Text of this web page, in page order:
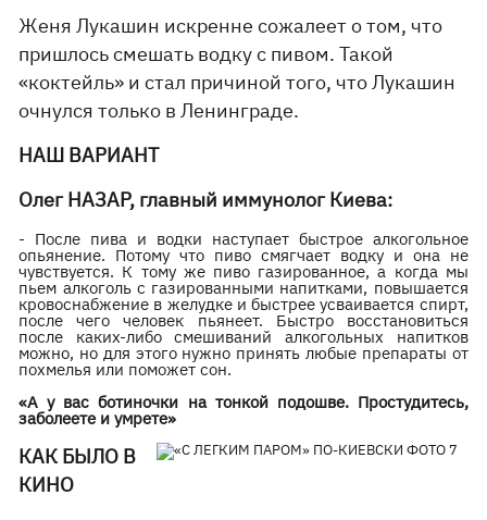
Женя Лукашин искренне сожалеет о том, что
пришлось смешать водку с пивом. Такой
«коктейль» и стал причиной того, что Лукашин
очнулся только в Ленинграде.
НАШ ВАРИАНТ
Олег НАЗАР, главный иммунолог Киева:
- После пива и водки наступает быстрое алкогольное
опьянение. Потому что пиво смягчает водку и она не
чувствуется. К тому же пиво газированное, а когда мы
пьем алкоголь с газированными напитками, повышается
кровоснабжение в желудке и быстрее усваивается спирт,
после чего человек пьянеет. Быстро восстановиться
после каких-либо смешиваний алкогольных напитков
можно, но для этого нужно принять любые препараты от
похмелья или поможет сон.
«А у вас ботиночки на тонкой подошве. Простудитесь,
заболеете и умрете»
КАК БЫЛО В
КИНО